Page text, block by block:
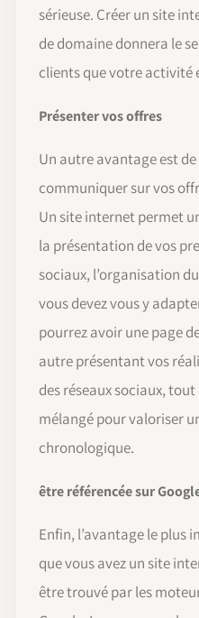
sérieuse. Créer un site
de domaine donnera le
clients que votre activité
Présenter vos offres
Un autre avantage est
communiquer sur vos
Un site internet permet
la présentation de vos
sociaux, l’organisation
vous devez vous y
pourrez avoir une page
autre présentant vos
des réseaux sociaux,
mélangé pour valoriser
chronologique.
être référencée sur
Enfin, l’avantage le plus
que vous avez un site
être trouvé par les